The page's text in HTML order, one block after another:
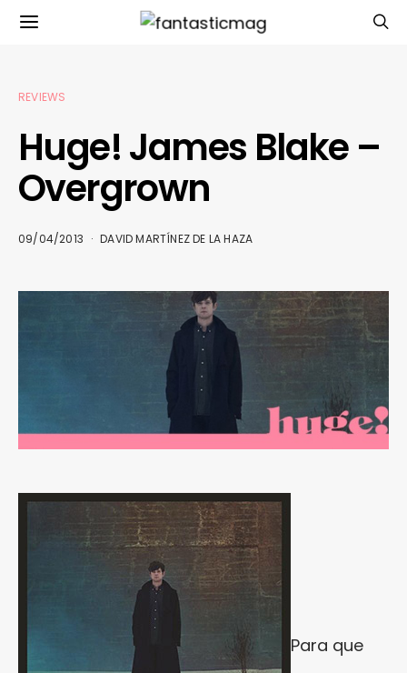
REVIEWS
Huge! James Blake –
Overgrown
09/04/2013 DAVID MARTÍNEZ DE LA HAZA
Para que